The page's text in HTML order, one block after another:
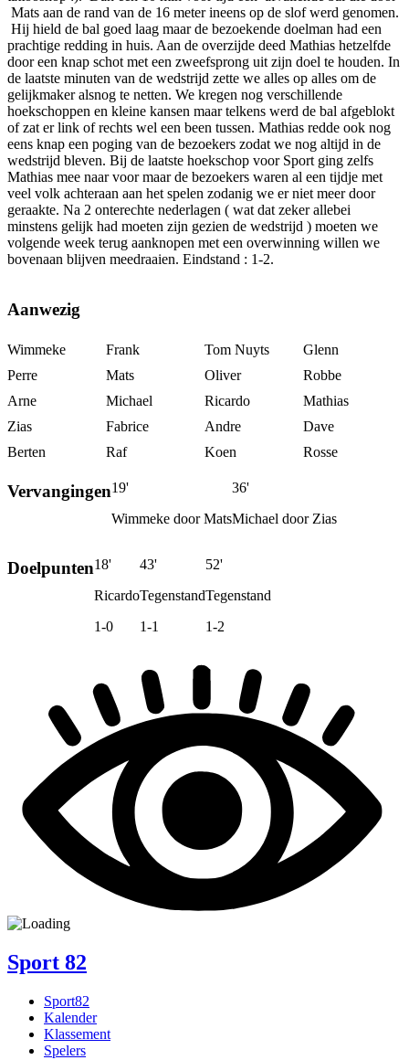
Mats aan de rand van de 16 meter ineens op de slof werd genomen.
Hij hield de bal goed laag maar de bezoekende doelman had een
prachtige redding in huis. Aan de overzijde deed Mathias hetzelfde
door een knap schot met een zweefsprong uit zijn doel te houden. In
de laatste minuten van de wedstrijd zette we alles op alles om de
gelijkmaker alsnog te netten. We kregen nog verschillende
hoekschoppen en kleine kansen maar telkens werd de bal afgeblokt
of zat er link of rechts wel een been tussen. Mathias redde ook nog
eens knap een poging van de bezoekers zodat we nog altijd in de
wedstrijd bleven. Bij de laatste hoekschop voor Sport ging zelfs
Mathias mee naar voor maar de bezoekers waren al een tijdje met
veel volk achteraan aan het spelen zodanig we er niet meer door
geraakte. Na 2 onterechte nederlagen ( wat dat zeker allebei
minstens gelijk had moeten zijn gezien de wedstrijd ) moeten we
volgende week terug aanknopen met een overwinning willen we
bovenaan blijven meedraaien. Eindstand : 1-2.
Aanwezig
Wimmeke Frank Tom Nuyts
Glenn
Perre
Mats Oliver
Robbe
Arne
Michael Ricardo
Mathias
Zias
Fabrice Andre
Dave
Berten
Raf Koen Rosse
Vervangingen19'
Wimmeke door Mats
36'
Michael door Zias
Doelpunten18'
Ricardo
1-0
43'
Tegenstand
1-1
52'
Tegenstand
1-2
Sport 82
Sport82
Kalender
Klassement
Spelers